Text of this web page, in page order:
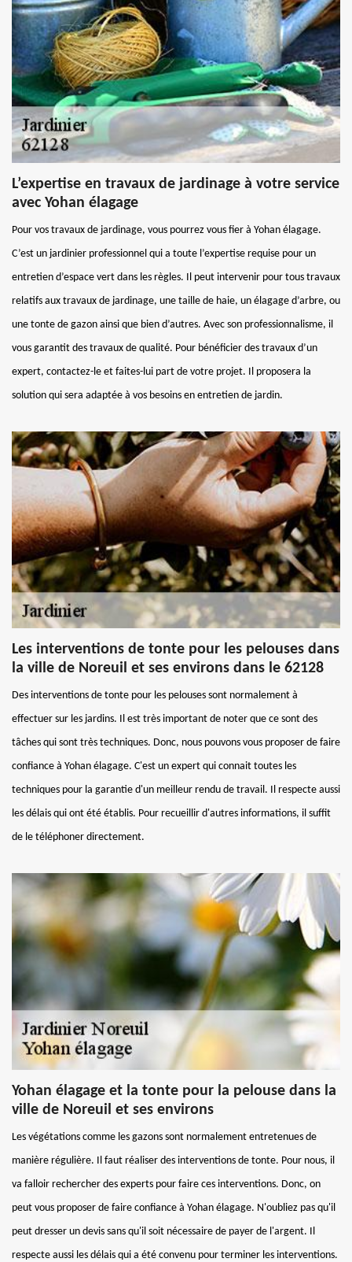
L’expertise en travaux de jardinage à votre service
avec Yohan élagage
Pour vos travaux de jardinage, vous pourrez vous fier à Yohan élagage.
C’est un jardinier professionnel qui a toute l’expertise requise pour un
entretien d’espace vert dans les règles. Il peut intervenir pour tous travaux
relatifs aux travaux de jardinage, une taille de haie, un élagage d’arbre, ou
une tonte de gazon ainsi que bien d’autres. Avec son professionnalisme, il
vous garantit des travaux de qualité. Pour bénéficier des travaux d’un
expert, contactez-le et faites-lui part de votre projet. Il proposera la
solution qui sera adaptée à vos besoins en entretien de jardin.
Les interventions de tonte pour les pelouses dans
la ville de Noreuil et ses environs dans le 62128
Des interventions de tonte pour les pelouses sont normalement à
effectuer sur les jardins. Il est très important de noter que ce sont des
tâches qui sont très techniques. Donc, nous pouvons vous proposer de faire
confiance à Yohan élagage. C'est un expert qui connait toutes les
techniques pour la garantie d'un meilleur rendu de travail. Il respecte aussi
les délais qui ont été établis. Pour recueillir d'autres informations, il suffit
de le téléphoner directement.
Yohan élagage et la tonte pour la pelouse dans la
ville de Noreuil et ses environs
Les végétations comme les gazons sont normalement entretenues de
manière régulière. Il faut réaliser des interventions de tonte. Pour nous, il
va falloir rechercher des experts pour faire ces interventions. Donc, on
peut vous proposer de faire confiance à Yohan élagage. N'oubliez pas qu'il
peut dresser un devis sans qu'il soit nécessaire de payer de l'argent. Il
respecte aussi les délais qui a été convenu pour terminer les interventions.